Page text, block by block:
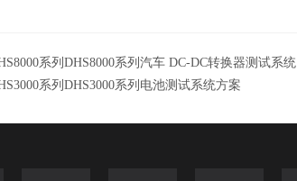
系列DHS8000系列汽车 DC-DC转换器测试系统
系列DHS3000系列电池测试系统方案